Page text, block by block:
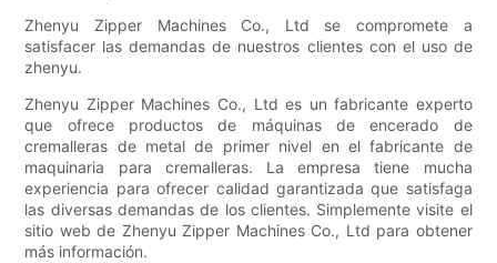
Zhenyu Zipper Machines Co., Ltd se compromete a
satisfacer las demandas de nuestros clientes con el uso de
zhenyu.
Zhenyu Zipper Machines Co., Ltd es un fabricante experto
que ofrece productos de máquinas de encerado de
cremalleras de metal de primer nivel en el fabricante de
maquinaria para cremalleras. La empresa tiene mucha
experiencia para ofrecer calidad garantizada que satisfaga
las diversas demandas de los clientes. Simplemente visite el
sitio web de Zhenyu Zipper Machines Co., Ltd para obtener
más información.